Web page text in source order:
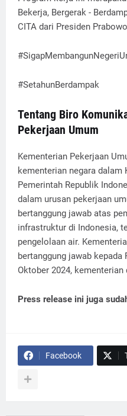
Bekerja, Bergerak -
CITA dari Presiden
#SetahunBerdampak
Tentang Biro
Pekerjaan Umum
Kementerian Pekerjaan
kementerian negara dalam
Pemerintah Republik
dalam urusan pekerjaan
bertanggung jawab atas
infrastruktur di Indonesia,
pengelolaan air.
bertanggung jawab kepada
Oktober 2024,
Press release ini juga
Facebook